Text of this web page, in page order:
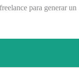
para generar un